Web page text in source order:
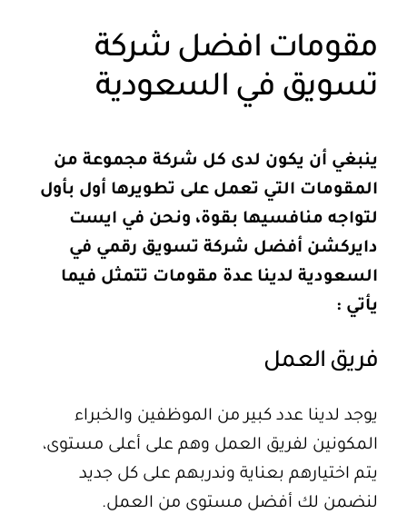
مقومات افضل شركة
تسويق في السعودية
ينبغي أن يكون لدى كل شركة مجموعة من
المقومات التي تعمل على تطويرها أول بأول
لتواجه منافسيها بقوة، ونحن في ايست
دايركشن أفضل شركة تسويق رقمي في
السعودية لدينا عدة مقومات تتمثل فيما
يأتي :
فريق العمل
يوجد لدينا عدد كبير من الموظفين والخبراء
المكونين لفريق العمل وهم على أعلى مستوى،
يتم اختيارهم بعناية وندربهم على كل جديد
لنضمن لك أفضل مستوى من العمل.